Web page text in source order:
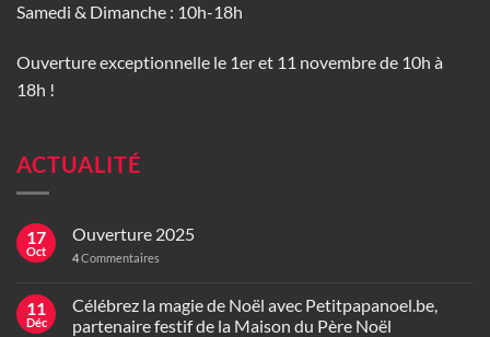
Samedi & Dimanche : 10h-18h
Ouverture exceptionnelle le 1er et 11 novembre de 10h à
18h !
ACTUALITÉ
17
Oct
Ouverture 2025
4Commentaires
11
Déc
Célébrez la magie de Noël avec Petitpapanoel.be,
partenaire festif de la Maison du Père Noël